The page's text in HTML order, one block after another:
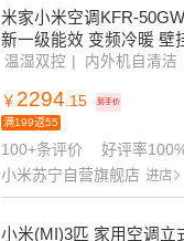
满199返55
70+条评价
好评率100%
小米苏宁自营旗舰店 进店
米家小米空调KFR-
新一级能效 变频冷暖 壁
电智能米家互联防直吹
温湿双控 内外机自清洁
￥2294.15
满199返55